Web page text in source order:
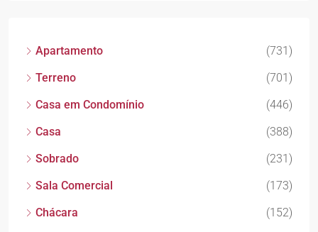
Apartamento
(731)
Terreno
(701)
Casa em Condomínio
(446)
Casa
(388)
Sobrado
(231)
Sala Comercial
(173)
Chácara
(152)